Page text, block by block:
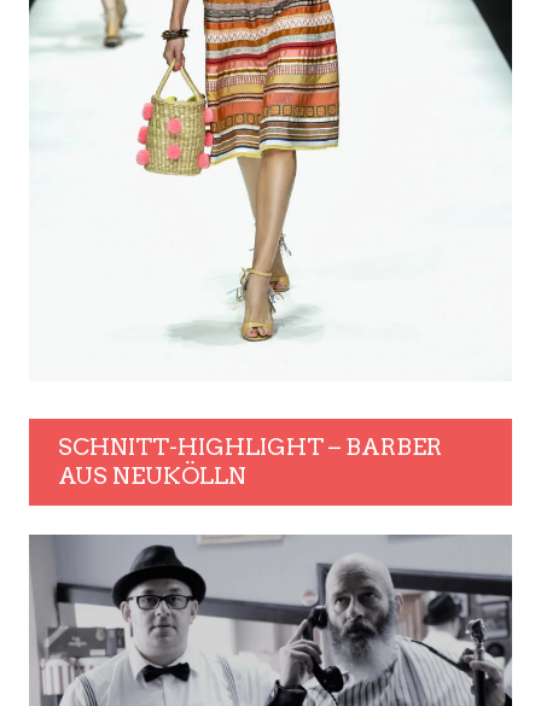
SCHNITT-HIGHLIGHT – BARBER
AUS NEUKÖLLN